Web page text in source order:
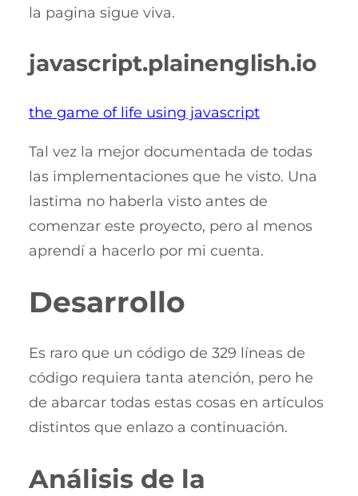
la pagina sigue viva.
javascript.plainenglish.io
the game of life using javascript
Tal vez la mejor documentada de todas
las implementaciones que he visto. Una
lastima no haberla visto antes de
comenzar este proyecto, pero al menos
aprendí a hacerlo por mi cuenta.
Desarrollo
Es raro que un código de 329 líneas de
código requiera tanta atención, pero he
de abarcar todas estas cosas en artículos
distintos que enlazo a continuación.
Análisis de la